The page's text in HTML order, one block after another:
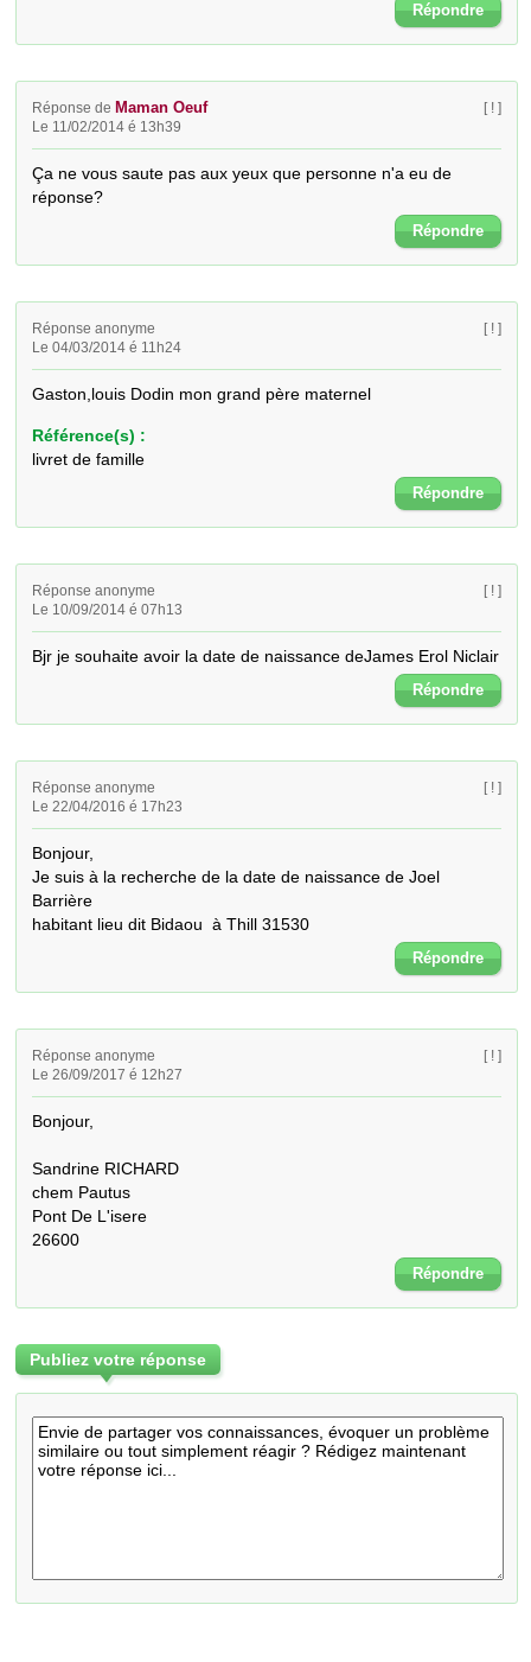
Répondre
Réponse de Maman Oeuf
Le 11/02/2014 é 13h39
[ ! ]
Ça ne vous saute pas aux yeux que personne n'a eu de
réponse?
Répondre
Réponse anonyme
Le 04/03/2014 é 11h24
[ ! ]
Gaston,louis Dodin mon grand père maternel
Référence(s) :
livret de famille
Répondre
Réponse anonyme
Le 10/09/2014 é 07h13
[ ! ]
Bjr je souhaite avoir la date de naissance deJames Erol Niclair
Répondre
Réponse anonyme
Le 22/04/2016 é 17h23
[ ! ]
Bonjour,
Je suis à la recherche de la date de naissance de Joel
Barrière
habitant lieu dit Bidaou  à Thill 31530
Répondre
Réponse anonyme
Le 26/09/2017 é 12h27
[ ! ]
Bonjour,
Sandrine RICHARD
chem Pautus
Pont De L'isere
26600
Répondre
Publiez votre réponse